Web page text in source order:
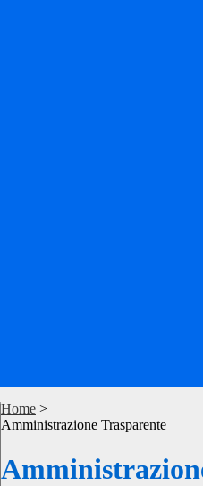
Home >
Amministrazione Trasparente